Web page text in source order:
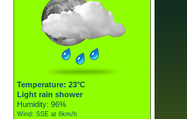
Temperature: 23°C
Light rain shower
Humidity: 96%
Wind: SSE at 6km/h